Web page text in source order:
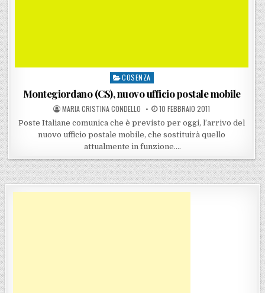
Posted in
COSENZA
Montegiordano (CS), nuovo ufficio postale mobile
POSTED BY
MARIA CRISTINA CONDELLO POSTED ON
10 FEBBRAIO 2011
Poste Italiane comunica che è previsto per oggi, l’arrivo del
nuovo ufficio postale mobile, che sostituirà quello
attualmente in funzione….